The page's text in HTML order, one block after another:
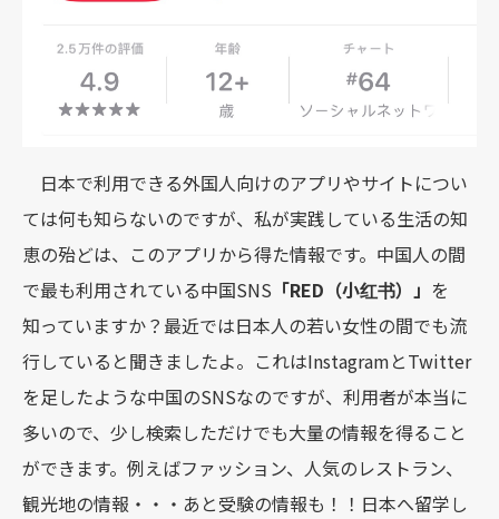
日本で利用できる外国人向けのアプリやサイトについ
ては何も知らないのですが、私が実践している生活の知
恵の殆どは、このアプリから得た情報です。中国人の間
で最も利用されている中国SNS 「RED（⼩红书）」 を
知っていますか？最近では日本人の若い女性の間でも流
行していると聞きましたよ。これはInstagramとTwitter
を足したような中国のSNSなのですが、利用者が本当に
多いので、少し検索しただけでも大量の情報を得ること
ができます。例えばファッション、人気のレストラン、
観光地の情報・・・あと受験の情報も！！日本へ留学し